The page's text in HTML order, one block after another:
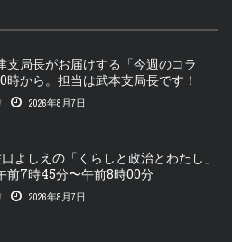
支局長がお届けする「今週のコラ
時から。担当は武本支局長です！
2026年8月7日
よしえの「くらしと政治とわたし」
前7時45分〜午前8時00分
2026年8月7日